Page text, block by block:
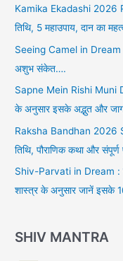
Kamika Ekadashi 2026
तिथि, 5 महाउपाय, दान का
Seeing Camel in Dream
अशुभ संकेत….
Sapne Mein Rishi Muni
के अनुसार इसके अद्भुत और
Raksha Bandhan 2026
तिथि, पौराणिक कथा और संपूर्ण
Shiv-Parvati in Dream :
शास्त्र के अनुसार जानें इसके
SHIV MANTRA